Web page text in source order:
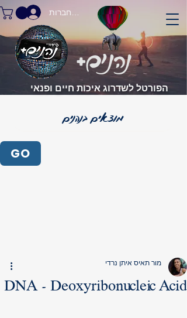
הפורטל לשדרוג איכות חיים ופנאי
התחברות
GO
DNA - Deoxyribonucleic Acid
מור תאיס איתן נרדי